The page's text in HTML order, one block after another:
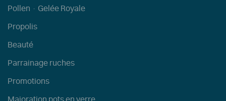
Pollen · Gelée Royale
Propolis
Beauté
Parrainage ruches
Promotions